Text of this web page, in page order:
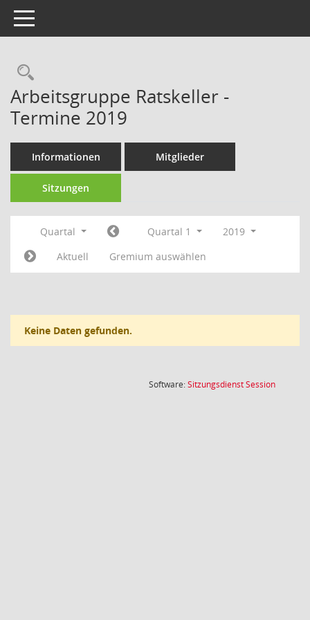
Toggle navigation
Rechercheauswahl
Arbeitsgruppe Ratskeller -
Termine 2019
Informationen Mitglieder
Sitzungen
Quartal Quartal 1
2019
Aktuell
Gremium auswählen
Keine Daten gefunden.
Software:SitzungsdienstSession(Wird in